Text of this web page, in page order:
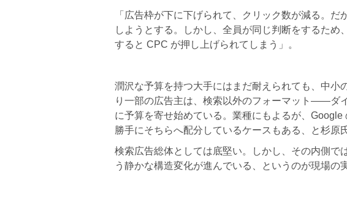
「広告枠が下に下げられて、クリック数が減る。
しようとする。しかし、全員が同じ判断をするため
すると CPC が押し上げられてしまう」。
潤沢な予算を持つ大手にはまだ耐えられても、中小
り一部の広告主は、検索以外のフォーマット——
に予算を寄せ始めている。業種にもよるが、Google
勝手にそちらへ配分しているケースもある、と杉原
検索広告総体としては底堅い。しかし、その内側で
う静かな構造変化が進んでいる、というのが現場の